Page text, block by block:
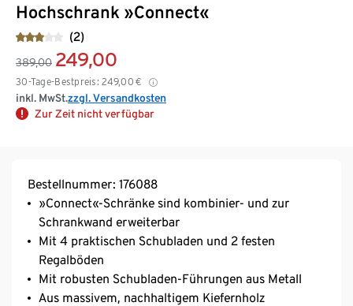
Hochschrank »Connect«
(2)
389,00 249,00
30-Tage-Bestpreis: 249,00 €
inkl. MwSt.zzgl. Versandkosten
Zur Zeit nicht verfügbar
Bestellnummer: 176088
»Connect«-Schränke sind kombinier- und zur
Schrankwand erweiterbar
Mit 4 praktischen Schubladen und 2 festen
Regalböden
Mit robusten Schubladen-Führungen aus Metall
Aus massivem, nachhaltigem Kiefernholz